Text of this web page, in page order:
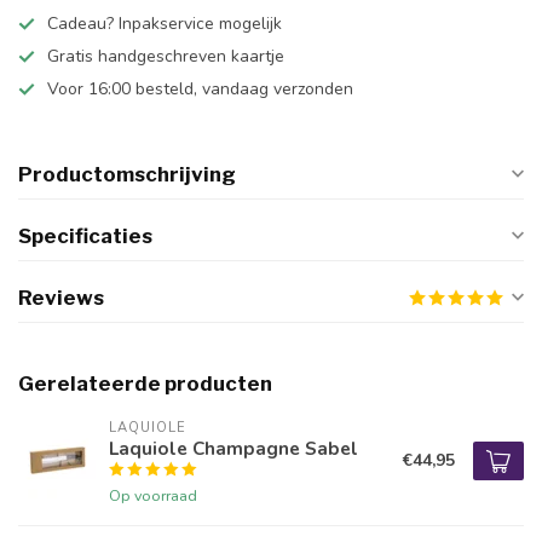
Cadeau? Inpakservice mogelijk
Gratis handgeschreven kaartje
Voor 16:00 besteld, vandaag verzonden
Productomschrijving
Specificaties
Reviews
Gerelateerde producten
LAQUIOLE
Laquiole Champagne Sabel
Op voorraad
€44,95